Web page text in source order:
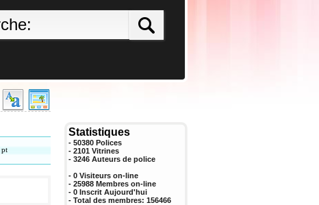
pt
Statistiques
- 50380 Polices
- 2101 Vitrines
- 3246 Auteurs de police
- 0 Visiteurs on-line
- 25988 Membres on-line
- 0 Inscrit Aujourd'hui
- Total des membres: 156466